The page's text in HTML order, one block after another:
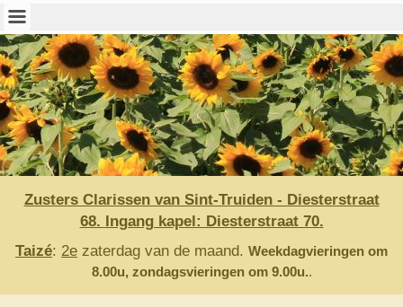
Zusters Clarissen van Sint-Truiden - Diesterstraat
68. Ingang kapel: Diesterstraat 70.
Taizé: 2e zaterdag van de maand. Weekdagvieringen om
8.00u, zondagsvieringen om 9.00u..